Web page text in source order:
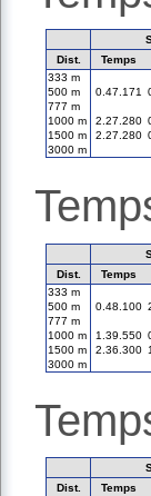
Dist.
Temps
333 m
500 m
0.47.171
777 m
1000 m
2.27.280
1500 m
2.27.280
3000 m
Dist.
Temps
333 m
500 m
0.48.100
777 m
1000 m
1.39.550
1500 m
2.36.300
3000 m
Dist.
Temps